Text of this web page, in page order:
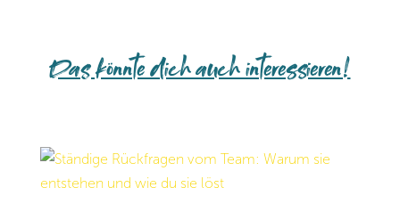
Das könnte dich auch interessieren!